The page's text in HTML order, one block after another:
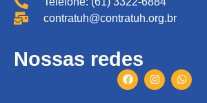
contratuh@contratuh.org.br
Nossas redes